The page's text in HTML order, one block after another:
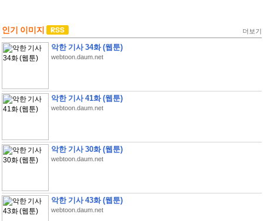
인기 이미지 더보기
악한 기사 34화 (웹툰)
webtoon.daum.net
악한 기사 41화 (웹툰)
webtoon.daum.net
악한 기사 30화 (웹툰)
webtoon.daum.net
악한 기사 43화 (웹툰)
webtoon.daum.net